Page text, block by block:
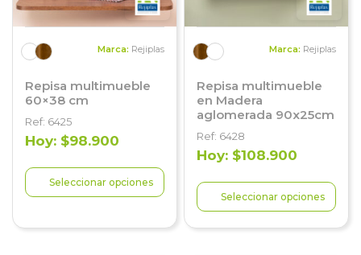
Marca: Rejiplas
Repisa multimueble
60×38 cm
Ref: 6425
Hoy: $98.900
Seleccionar opciones
Marca: Rejiplas
Repisa multimueble
en Madera
aglomerada 90x25cm
Ref: 6428
Hoy: $108.900
Seleccionar opciones